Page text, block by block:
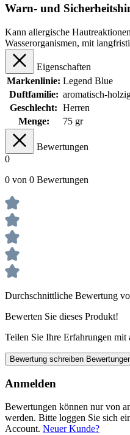
Warn- und
Kann allergische
Wasserorganismen, mit
Eigenschaften
Markenlinie: Legend Blue
Duftfamilie: aromatisch-
Geschlecht: Herren
Menge:
75 gr
Bewertungen
0
0 von 0 Bewertungen
Durchschnittliche Bewertung
Bewerten Sie dieses Produkt!
Teilen Sie Ihre Erfahrungen mit
Bewertung schreiben
Anmelden
Bewertungen können nur von
werden. Bitte loggen Sie sich
Account. Neuer Kunde?